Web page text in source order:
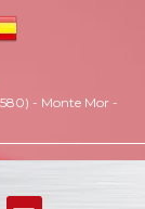
580) - Monte Mor -